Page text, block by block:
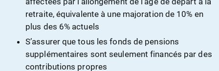
retraite, équivalente à une majoration de 10% en
plus des 6% actuels
S’assurer que tous les fonds de pensions
supplémentaires sont seulement financés par des
contributions propres